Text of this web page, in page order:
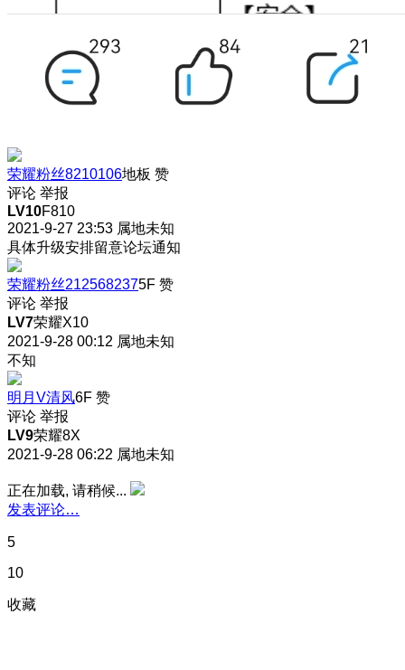
荣耀粉丝8210106地板 赞
评论 举报
LV10F810
2021-9-27 23:53 属地未知
具体升级安排留意论坛通知
荣耀粉丝2125682375F 赞
评论 举报
LV7荣耀X10
2021-9-28 00:12 属地未知
不知
明月V清风6F 赞
评论 举报
LV9荣耀8X
2021-9-28 06:22 属地未知
正在加载, 请稍候...
发表评论…
5
10
收藏